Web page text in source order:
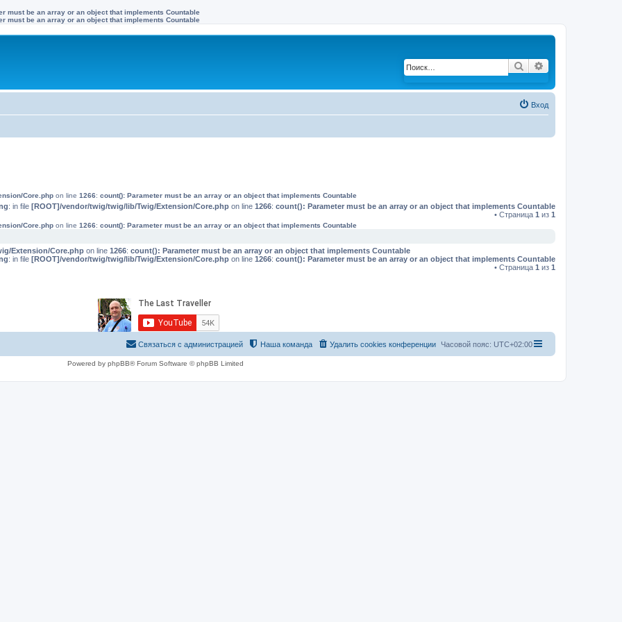
must be an array or an object that implements Countable
must be an array or an object that implements Countable
Поиск
Вход
Core.php on line 1266: count(): Parameter must be an array or an object that implements Countable
: in file [ROOT]/vendor/twig/twig/lib/Twig/Extension/Core.php on line 1266: count(): Parameter must be an array or an object that implements Countable
• Страница 1 из 1
Core.php on line 1266: count(): Parameter must be an array or an object that implements Countable
Extension/Core.php on line 1266: count(): Parameter must be an array or an object that implements Countable
: in file [ROOT]/vendor/twig/twig/lib/Twig/Extension/Core.php on line 1266: count(): Parameter must be an array or an object that implements Countable
• Страница 1 из 1
Часовой пояс: UTC+02:00
Удалить cookies конференции
Наша команда
Связаться с администрацией
Powered by phpBB® Forum Software © phpBB Limited